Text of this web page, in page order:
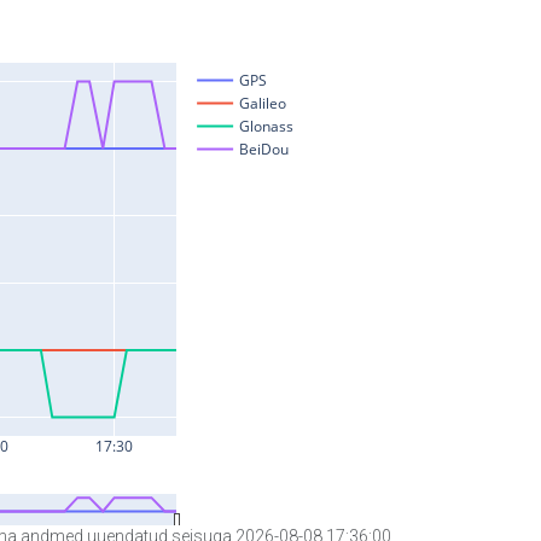
andmed uuendatud seisuga 2026-08-08 17:36:00